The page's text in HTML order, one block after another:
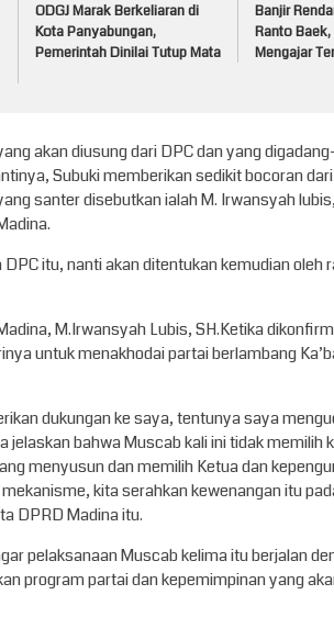
ODGJ Marak Berkeliaran di
Kota Panyabungan,
Pemerintah Dinilai Tutup Mata
Banjir
Ranto
Mengajar
akan diusung dari DPC dan yang
Subuki memberikan sedikit bocoran
santer disebutkan ialah M. Irwansyah
itu, nanti akan ditentukan kemudian oleh
M.Irwansyah Lubis, SH.Ketika
untuk menakhodai partai berlambang
dukungan ke saya, tentunya saya
jelaskan bahwa Muscab kali ini tidak memilih
menyusun dan memilih Ketua dan
kita serahkan kewenangan itu
DPRD Madina itu.
pelaksanaan Muscab kelima itu berjalan
program partai dan kepemimpinan yang